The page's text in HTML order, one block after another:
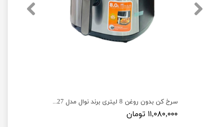
سرخ کن بدون روغن 8 لیتری برند نوال مدل Newal FRY-5127
۱۱,۰۸۰,۰۰۰ تومان